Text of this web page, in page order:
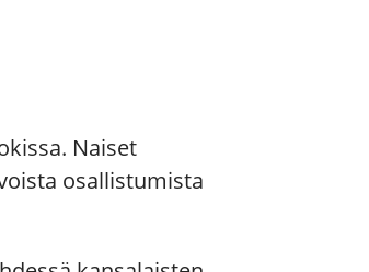
Naiset
osallistumista